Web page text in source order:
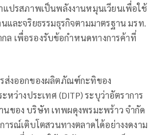
ปรสภาพเป็นพลังงานหมุนเวียนเพื่อใช้
และจริยธรรมธุรกิจตามมาตรฐาน มรท.
กล เพื่อรองรับข้อกำหนดทางการค้าที่
ส่งออกของผลิตภัณฑ์กะทิของ
หว่างประเทศ (DITP) ระบุว่าอัตราการ
นของ บริษัท เทพผดุงพรมะพร้าว จำกัด
รณ์เติบโตสวนทางตลาดได้อย่างงดงาม